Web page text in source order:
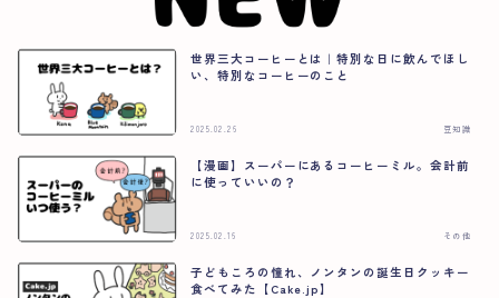
世界三大コーヒーとは｜特別な日に飲んでほし
い、特別なコーヒーのこと
2025.02.26 豆知識
【漫画】スーパーにあるコーヒーミル。会計前
に使っていいの？
2025.02.16 その他
子どもころの憧れ、ノンタンの誕生日クッキー
食べてみた【Cake.jp】